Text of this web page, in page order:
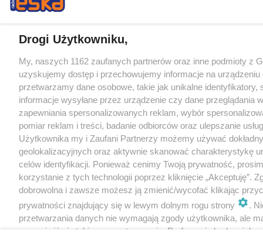
Drogi Użytkowniku,
My, naszych 1162 zaufanych partnerów oraz inne podmioty z
uzyskujemy dostęp i przechowujemy informacje na urządzeniu
przetwarzamy dane osobowe, takie jak unikalne identyfikatory,
informacje wysyłane przez urządzenie czy dane przeglądania
zapewniania spersonalizowanych reklam, wybór
pomiar reklam i treści, badanie odbiorców oraz ulepszanie
Użytkownika my i Zaufani Partnerzy możemy używać
geolokalizacyjnych oraz aktywnie skanować charakterystykę
celów identyfikacji. Ponieważ cenimy Twoją prywatność,
korzystanie z tych technologii poprzez kliknięcie „Akceptuję”.
dobrowolna i zawsze możesz ją zmienić/wycofać klikając
prywatności znajdujący się w lewym dolnym rogu strony
.
przetwarzania danych nie wymagają zgody użytkownika, ale
sprzeciwić się takiemu przetwarzaniu. Preferencje będą miały